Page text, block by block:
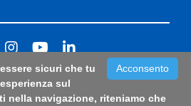
di prima istanza per
| Sitemap
Acconsento
sicuri che tu
sul
nella navigazione, riteniamo che